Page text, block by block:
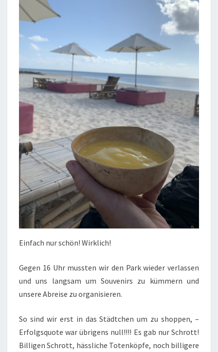
Einfach nur schön! Wirklich!
Gegen 16 Uhr mussten wir den Park wieder verlassen
und uns langsam um Souvenirs zu kümmern und
unsere Abreise zu organisieren.
So sind wir erst in das Städtchen um zu shoppen, –
Erfolgsquote war übrigens null!!!! Es gab nur Schrott!
Billigen Schrott, hässliche Totenköpfe, noch billigere